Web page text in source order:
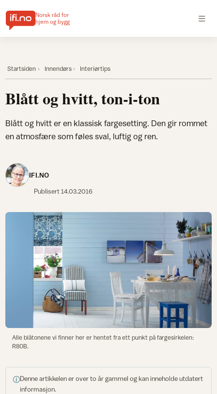
Norsk råd for
hjem og bygg
Startsiden Innendørs Interiørtips
Blått og hvitt, ton-i-ton
Blått og hvitt er en klassisk fargesetting. Den gir rommet
en atmosfære som føles sval, luftig og ren.
IFI.NO
Publisert14.03.2016
Alle blåtonene vi finner her er hentet fra ett punkt på fargesirkelen:
R80B.
Denne artikkelen er over to år gammel og kan inneholde utdatert
informasjon.